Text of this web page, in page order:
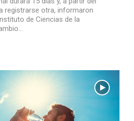
registrarse otra, informaron
de Ciencias de la